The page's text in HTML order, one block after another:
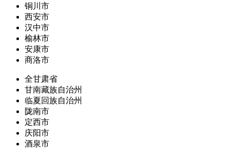
铜川市
西安市
汉中市
榆林市
安康市
商洛市
全甘肃省
甘南藏族自治州
临夏回族自治州
陇南市
定西市
庆阳市
酒泉市